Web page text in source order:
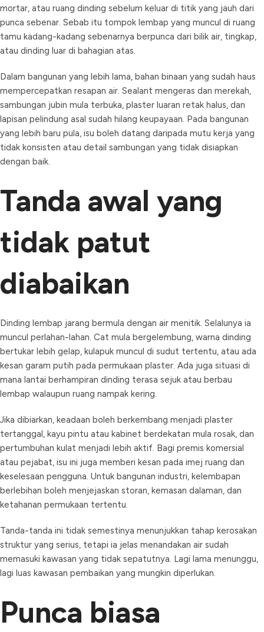
mortar, atau ruang dinding sebelum keluar di titik yang jauh dari
punca sebenar. Sebab itu tompok lembap yang muncul di ruang
tamu kadang-kadang sebenarnya berpunca dari bilik air, tingkap,
atau dinding luar di bahagian atas.
Dalam bangunan yang lebih lama, bahan binaan yang sudah haus
mempercepatkan resapan air. Sealant mengeras dan merekah,
sambungan jubin mula terbuka, plaster luaran retak halus, dan
lapisan pelindung asal sudah hilang keupayaan. Pada bangunan
yang lebih baru pula, isu boleh datang daripada mutu kerja yang
tidak konsisten atau detail sambungan yang tidak disiapkan
dengan baik.
Tanda awal yang
tidak patut
diabaikan
Dinding lembap jarang bermula dengan air menitik. Selalunya ia
muncul perlahan-lahan. Cat mula bergelembung, warna dinding
bertukar lebih gelap, kulapuk muncul di sudut tertentu, atau ada
kesan garam putih pada permukaan plaster. Ada juga situasi di
mana lantai berhampiran dinding terasa sejuk atau berbau
lembap walaupun ruang nampak kering.
Jika dibiarkan, keadaan boleh berkembang menjadi plaster
tertanggal, kayu pintu atau kabinet berdekatan mula rosak, dan
pertumbuhan kulat menjadi lebih aktif. Bagi premis komersial
atau pejabat, isu ini juga memberi kesan pada imej ruang dan
keselesaan pengguna. Untuk bangunan industri, kelembapan
berlebihan boleh menjejaskan storan, kemasan dalaman, dan
ketahanan permukaan tertentu.
Tanda-tanda ini tidak semestinya menunjukkan tahap kerosakan
struktur yang serius, tetapi ia jelas menandakan air sudah
memasuki kawasan yang tidak sepatutnya. Lagi lama menunggu,
lagi luas kawasan pembaikan yang mungkin diperlukan.
Punca biasa